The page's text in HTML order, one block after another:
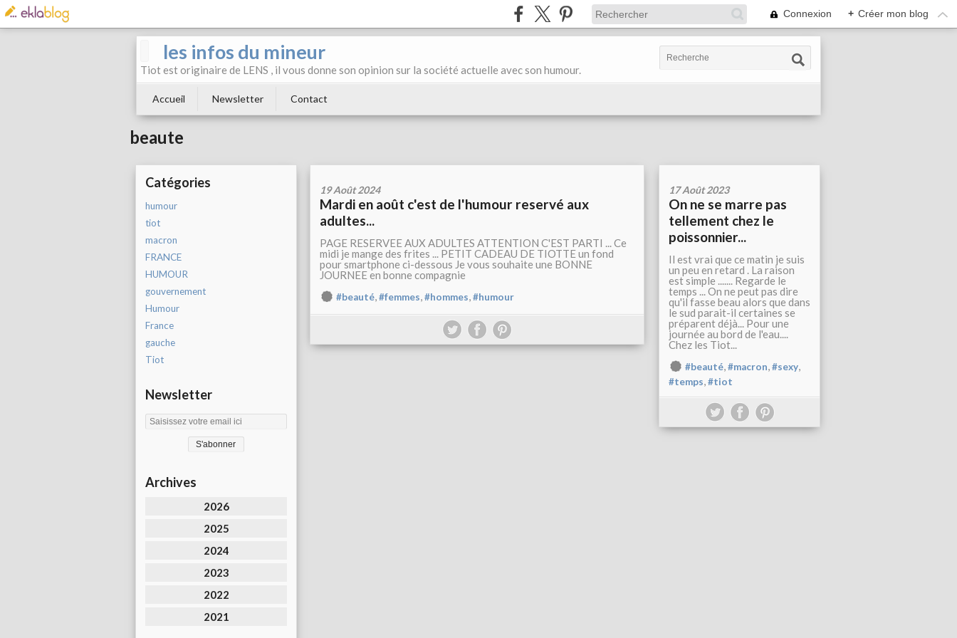
Connexion + Créer mon blog
les infos du mineur
Tiot est originaire de LENS , il vous donne son opinion sur la société actuelle avec son humour.
Accueil Newsletter Contact
beaute
Catégories
humour
tiot
macron
FRANCE
HUMOUR
gouvernement
Humour
France
gauche
Tiot
Newsletter
Archives
2026
2025
2024
2023
2022
2021
19 Août 2024
Mardi en août c'est de l'humour reservé aux
adultes...
PAGE RESERVEE AUX ADULTES ATTENTION C'EST PARTI ... Ce
midi je mange des frites ... PETIT CADEAU DE TIOTTE un fond
pour smartphone ci-dessous Je vous souhaite une BONNE
JOURNEE en bonne compagnie
#beauté,#femmes,#hommes,#humour
17 Août 2023
On ne se marre pas
tellement chez le
poissonnier...
Il est vrai que ce matin je suis
un peu en retard . La raison
est simple ....... Regarde le
temps ... On ne peut pas dire
qu'il fasse beau alors que dans
le sud parait-il certaines se
préparent déjà... Pour une
journée au bord de l'eau....
Chez les Tiot...
#beauté,#macron,#sexy,
#temps,#tiot